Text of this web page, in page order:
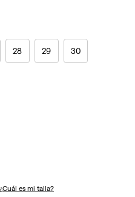
28 29 30
¿Cuál es mi talla?